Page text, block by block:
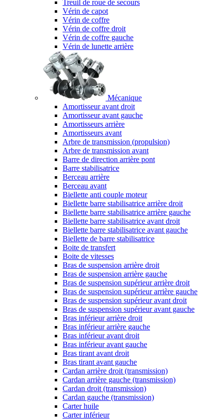
Treuil de roue de secours
Vérin de capot
Vérin de coffre
Vérin de coffre droit
Vérin de coffre gauche
Vérin de lunette arrière
Mécanique
Amortisseur avant droit
Amortisseur avant gauche
Amortisseurs arrière
Amortisseurs avant
Arbre de transmission (propulsion)
Arbre de transmission avant
Barre de direction arrière pont
Barre stabilisatrice
Berceau arrière
Berceau avant
Biellette anti couple moteur
Biellette barre stabilisatrice arrière droit
Biellette barre stabilisatrice arrière gauche
Biellette barre stabilisatrice avant droit
Biellette barre stabilisatrice avant gauche
Biellette de barre stabilisatrice
Boite de transfert
Boite de vitesses
Bras de suspension arrière droit
Bras de suspension arrière gauche
Bras de suspension supérieur arrière droit
Bras de suspension supérieur arrière gauche
Bras de suspension supérieur avant droit
Bras de suspension supérieur avant gauche
Bras inférieur arrière droit
Bras inférieur arrière gauche
Bras inférieur avant droit
Bras inférieur avant gauche
Bras tirant avant droit
Bras tirant avant gauche
Cardan arrière droit (transmission)
Cardan arrière gauche (transmission)
Cardan droit (transmission)
Cardan gauche (transmission)
Carter huile
Carter inférieur